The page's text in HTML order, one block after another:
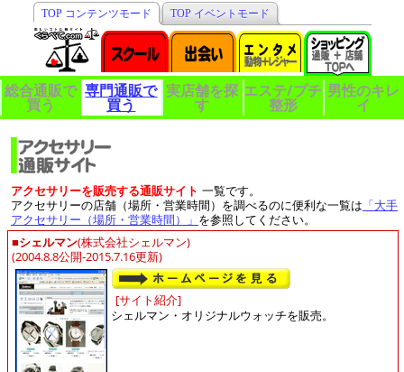
TOP コンテンツモード TOP イベントモード
総合通販で
買う
専門通販で
買う
実店舗を探
す
エステ/プチ
整形
男性のキレ
イ
アクセサリーを販売する通販サイト 一覧です。
アクセサリーの店舗（場所・営業時間）を調べるのに便利な一覧は 「大手
アクセサリー（場所・営業時間）」 を参照してください。
■シェルマン(株式会社シェルマン)
(2004.8.8公開-2015.7.16更新)
[サイト紹介]
シェルマン・オリジナルウォッチを販売。